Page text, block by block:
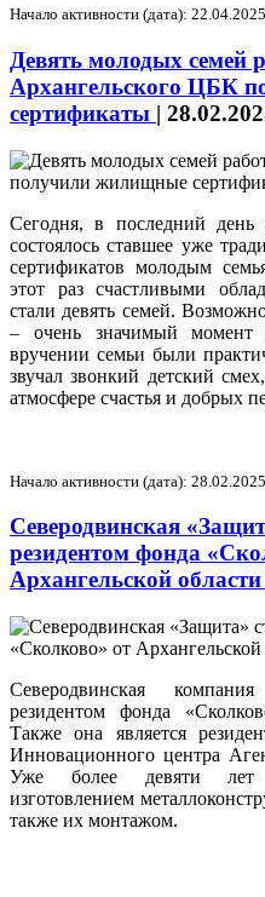
Начало активности (дата):
Девять молодых семей
Архангельского ЦБК
сертификаты |
Сегодня, в последний
состоялось ставшее уже
сертификатов молодым
этот раз счастливыми
стали девять семей.
– очень значимый
вручении семьи были
звучал звонкий детский
атмосфере счастья и добрых
Начало активности (дата):
Северодвинская
резидентом фонда
Архангельской области
Северодвинская
резидентом фонда
Также она является
Инновационного центра
Уже более девяти лет
изготовлением
также их монтажом.